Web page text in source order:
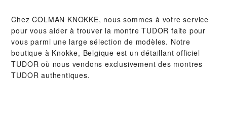
Chez ‭COLMAN KNOKKE‬, nous sommes à votre service
pour vous aider à trouver la montre TUDOR faite pour
vous parmi une large sélection de modèles. Notre
boutique à Knokke, Belgique est un détaillant officiel
TUDOR où nous vendons exclusivement des montres
TUDOR authentiques.